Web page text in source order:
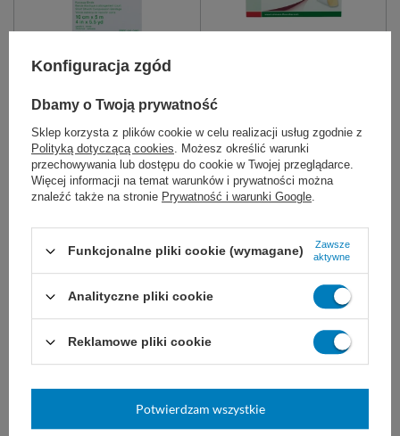
Opaska tkana ROSIDAL K -
do silnej kompresji, ograniczania
ruchów pewnych części ciała,
stabilizacji i odciążenia oraz
mocowania opatrunków.
12cm x 5m
8cm x 5m
Dostępny
WYBIERZ WARIANT
18,50 zł
NIEPRZYLEPNY
Nieprzylepny, jałowy opatrunek z
pianki poliuretanowej do ran o
umiarkowanym wysięku.
Zapewnia dobrą kontrolę rany.
10 x 10 cm
15 x 15 cm
Dostępny
WYBIERZ WARIANT
122,00 zł
Konfiguracja zgód
Dbamy o Twoją prywatność
Sklep korzysta z plików cookie w celu realizacji usług zgodnie z
Polityką dotyczącą cookies. Możesz określić warunki
przechowywania lub dostępu do cookie w Twojej przeglądarce.
Więcej informacji na temat warunków i prywatności można
znaleźć także na stronie Prywatność i warunki Google.
Funkcjonalne pliki cookie (wymagane)
Zawsze
aktywne
Analityczne pliki cookie
Reklamowe pliki cookie
Potwierdzam wszystkie